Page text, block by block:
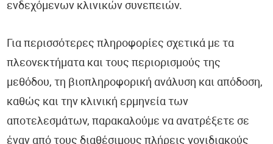
ενδεχόμενων κλινικών συνεπειών.
Για περισσότερες πληροφορίες σχετικά με τα
πλεονεκτήματα και τους περιορισμούς της
μεθόδου, τη βιοπληροφορική ανάλυση και απόδοση,
καθώς και την κλινική ερμηνεία των
αποτελεσμάτων, παρακαλούμε να ανατρέξετε σε
έναν από τους διαθέσιμους πλήρεις γονιδιακούς